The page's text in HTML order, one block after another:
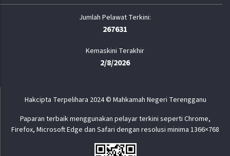
267631
Kemaskini Terakhir
2/8/2026
Hakcipta Terpelihara 2024 © Mahkamah Negeri Terengganu
Paparan terbaik menggunakan pelayar terkini seperti Chrome,
Firefox, Microsoft Edge dan Safari dengan resolusi minima 1366×768